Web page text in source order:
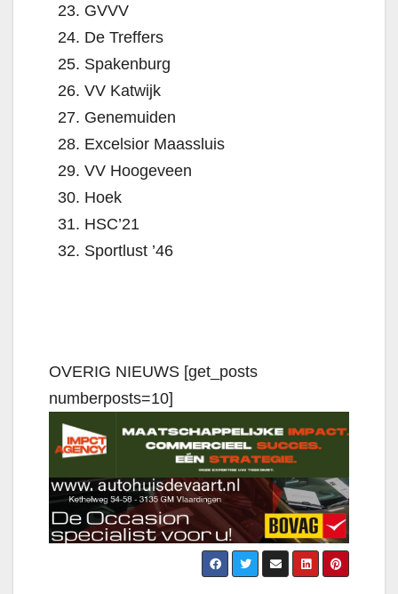
GVVV
De Treffers
Spakenburg
VV Katwijk
Genemuiden
Excelsior Maassluis
VV Hoogeveen
Hoek
HSC’21
Sportlust ’46
OVERIG NIEUWS [get_posts
numberposts=10]